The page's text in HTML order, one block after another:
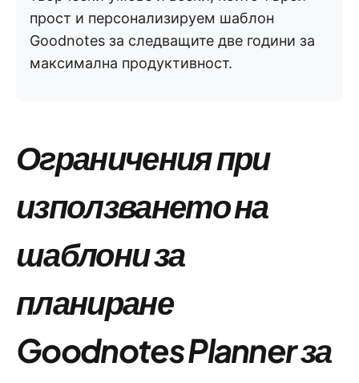
прост и персонализируем шаблон
Goodnotes за следващите две години за
максимална продуктивност.
Ограничения при
използването на
шаблони за
планиране
Goodnotes Planner за